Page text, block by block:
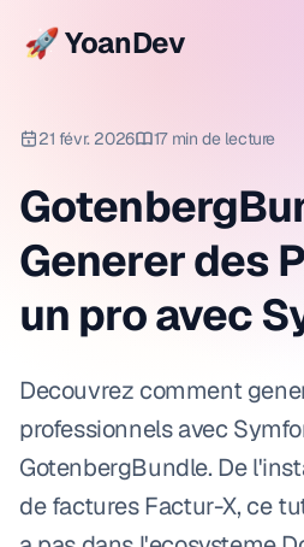
🚀 YoanDev
21 févr. 2026 17 min de lecture
Generer des
un pro avec
Decouvrez comment
professionnels avec
GotenbergBundle. De
de factures Factur-X, ce